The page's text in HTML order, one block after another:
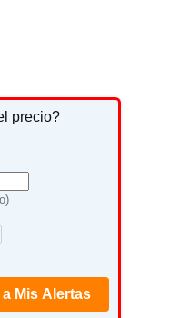
precio?
a Mis Alertas